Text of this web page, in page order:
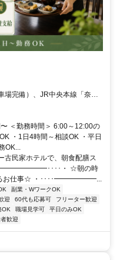
場完備）、JR中央本線「奈良
＜勤務時間＞ 6:00～12:00の
・1日4時間～相談OK ・平日
OK...
民家ホテルで、朝食配膳ス
････・ ☆朝の時
るお仕事☆ ・････━━━━━━...
副業・WワークOK
迎 60代も応募可
フリーター歓迎
OK 職場見学可
平日のみOK
歓迎